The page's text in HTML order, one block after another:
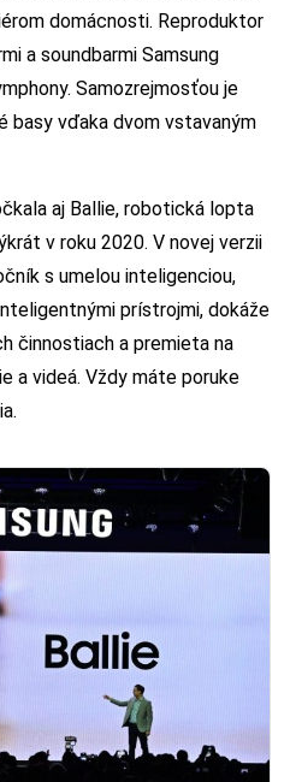
domácnosti. Reproduktor
a soundbarmi Samsung
Samozrejmosťou je
basy vďaka dvom vstavaným
aj Ballie, robotická lopta
v roku 2020. V novej verzii
s umelou inteligenciou,
prístrojmi, dokáže
činnostiach a premieta na
a videá. Vždy máte poruke